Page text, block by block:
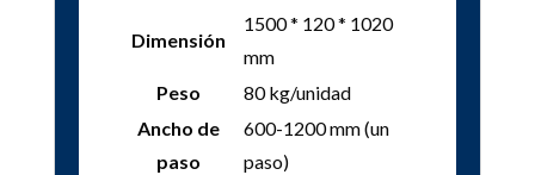
Dimensión
1500 * 120 * 1020
mm
Peso
80 kg/unidad
Ancho de
paso
600-1200 mm (un
paso)